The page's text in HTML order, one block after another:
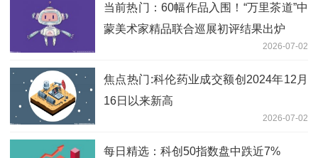
当前热门：60幅作品入围！“万里茶道”中
蒙美术家精品联合巡展初评结果出炉
2026-07-02
焦点热门:科伦药业成交额创2024年12月
16日以来新高
2026-07-02
每日精选：科创50指数盘中跌近7%